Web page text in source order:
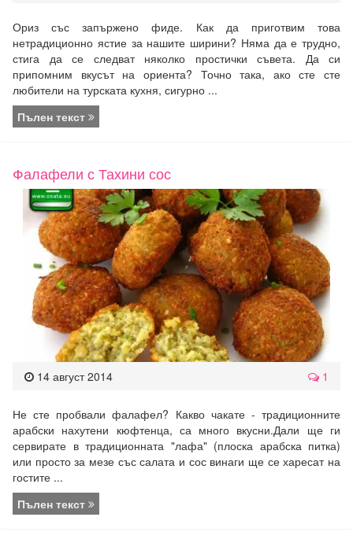
Ориз със запържено фиде. Как да приготвим това
нетрадиционно ястие за нашите ширини? Няма да е трудно,
стига да се следват няколко простички съвета. Да си
припомним вкусът на ориента? Точно така, ако сте сте
любители на турската кухня, сигурно ...
Пълен текст
Фалафели с Тахини сос
14 август 2014 1
Не сте пробвали фалафел? Какво чакате - традиционните
арабски нахутени кюфтенца, са много вкусни.Дали ще ги
сервирате в традиционната "лафа" (плоска арабска питка)
или просто за мезе със салата и сос винаги ще се харесат на
гостите ...
Пълен текст